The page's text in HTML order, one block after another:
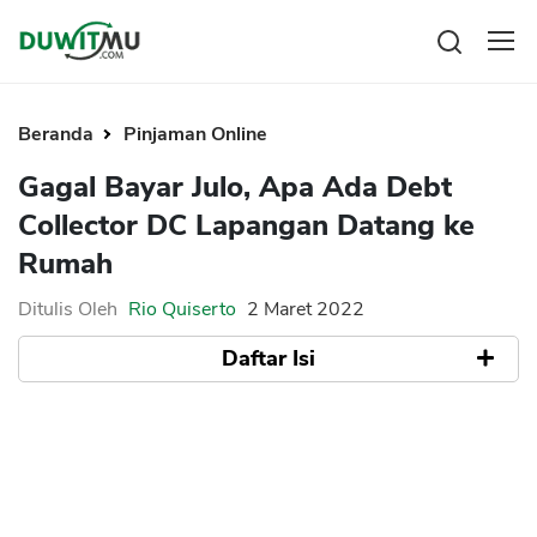
Saham
Bitcoin
Investasi
Pengeluaran
Asuransi
Rencana Keuangan
Kartu Kredit
KPR
KTA
Pinjaman Online
Hutang
Pinjaman
Kartu Kredit
Beranda Pinjaman Online
Gagal Bayar Julo, Apa Ada Debt
Collector DC Lapangan Datang ke
Rumah
Ditulis Oleh Rio Quiserto 2 Maret 2022
Daftar Isi